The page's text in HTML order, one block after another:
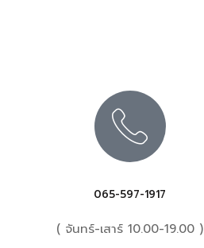
065-597-1917
( จันทร์-เสาร์ 10.00-19.00 )